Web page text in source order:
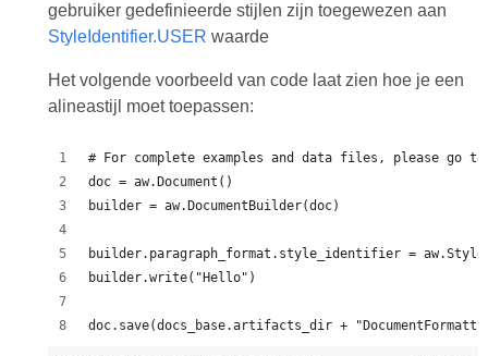
gebruiker gedefinieerde stijlen zijn toegewezen aan
StyleIdentifier.USER waarde
Het volgende voorbeeld van code laat zien hoe je een
alineastijl moet toepassen:
# For complete examples and data files, please go to
doc = aw.Document()
builder = aw.DocumentBuilder(doc)
builder.paragraph_format.style_identifier =
builder.write("Hello")
doc.save(docs_base.artifacts_dir +